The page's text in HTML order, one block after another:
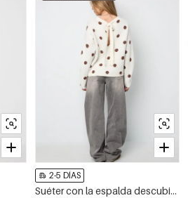
2-5 DÍAS
Suéter con la espalda descubierta